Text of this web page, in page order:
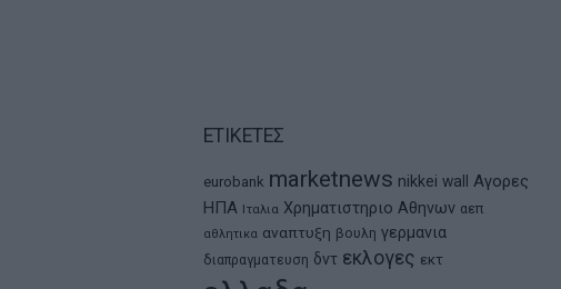
ΕΤΙΚΕΤΕΣ
eurobank marketnews nikkei wall
Αγορες
ΗΠΑ Ιταλια Χρηματιστηριο Αθηνων αεπ
αθλητικα αναπτυξη βουλη γερμανια
διαπραγματευση δντ εκλογες εκτ